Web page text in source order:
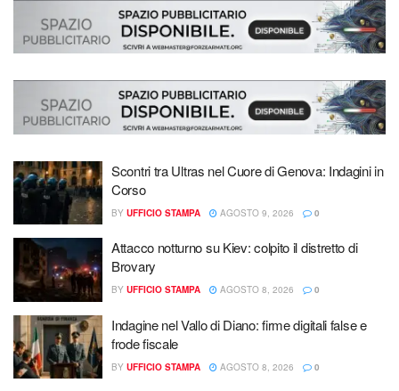
Scontri tra Ultras nel Cuore di Genova: Indagini in
Corso
BY UFFICIO STAMPA AGOSTO 9, 2026 0
Attacco notturno su Kiev: colpito il distretto di
Brovary
BY UFFICIO STAMPA AGOSTO 8, 2026 0
Indagine nel Vallo di Diano: firme digitali false e
frode fiscale
BY UFFICIO STAMPA AGOSTO 8, 2026 0